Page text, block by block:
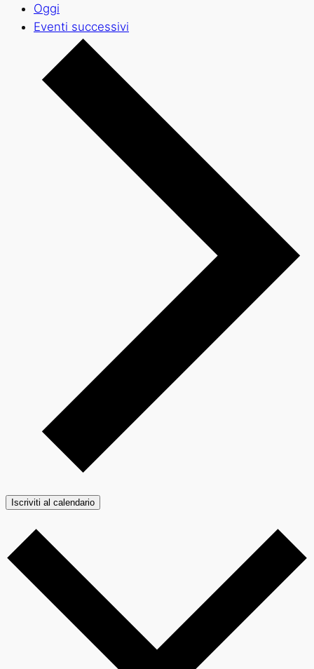
Oggi
Eventi successivi
Iscriviti al calendario